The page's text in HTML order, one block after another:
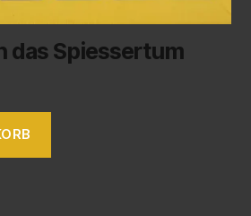
das Spiessertum